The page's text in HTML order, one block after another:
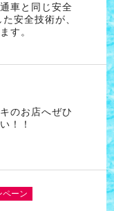
車と同じ安全
安全技術が、
す。
のお店へぜひ
！！
ペーン